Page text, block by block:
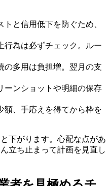
と信用低下を防ぐため、
行為は必ずチェック。ルー
の多用は負担増。翌月の支
ーンショットや明細の保存
額、手応えを得てから枠を
下がります。心配な点があ
立ち止まって計画を見直し